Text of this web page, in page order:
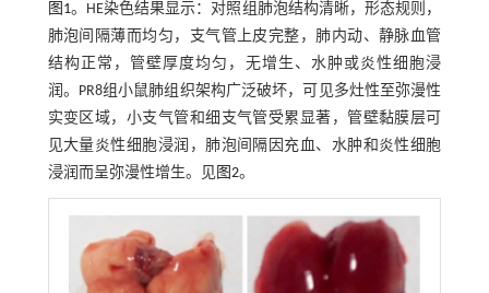
图1。HE染色结果显示：对照组肺泡结构清晰，形态规则，
肺泡间隔薄而均匀，支气管上皮完整，肺内动、静脉血管
结构正常，管壁厚度均匀，无增生、水肿或炎性细胞浸
润。PR8组小鼠肺组织架构广泛破坏，可见多灶性至弥漫性
实变区域，小支气管和细支气管受累显著，管壁黏膜层可
见大量炎性细胞浸润，肺泡间隔因充血、水肿和炎性细胞
浸润而呈弥漫性增生。见图2。